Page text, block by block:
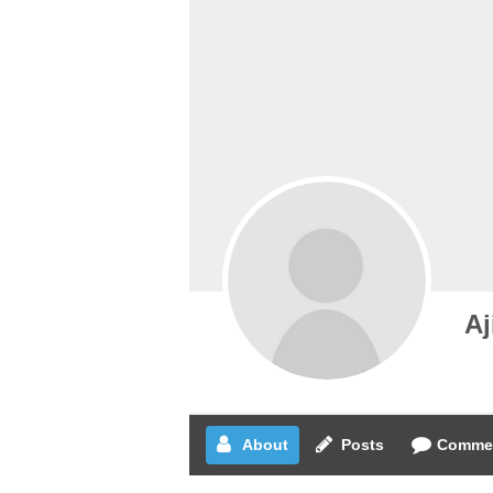
About Posts